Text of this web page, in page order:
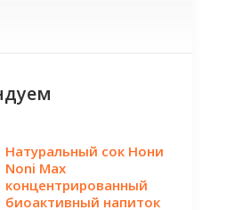
Натуральный сок Нони
Noni Мах
концентрированный
биоактивный напиток